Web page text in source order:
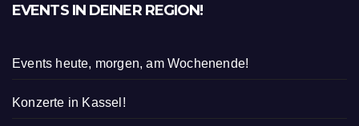
EVENTS IN DEINER REGION!
Events heute, morgen, am Wochenende!
Konzerte in Kassel!